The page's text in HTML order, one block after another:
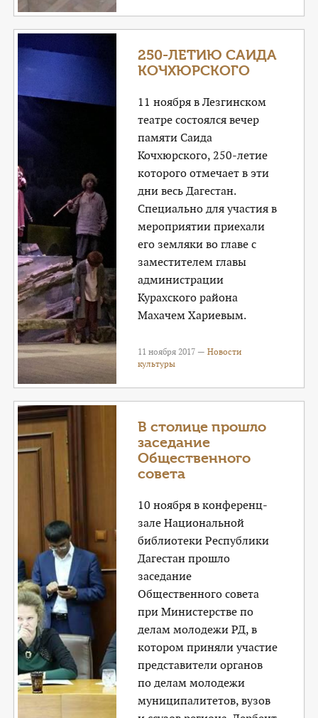
250-ЛЕТИЮ САИДА
КОЧХЮРСКОГО
11 ноября в Лезгинском
театре состоялся вечер
памяти Саида
Кочхюрского, 250-летие
которого отмечает в эти
дни весь Дагестан.
Специально для участия в
мероприятии приехали
его земляки во главе с
заместителем главы
администрации
Курахского района
Махачем Хариевым.
11 ноября 2017 —Новости
культуры
В столице прошло
заседание
Общественного
совета
10 ноября в конференц-
зале Национальной
библиотеки Республики
Дагестан прошло
заседание
Общественного совета
при Министерстве по
делам молодежи РД, в
котором приняли участие
представители органов
по делам молодежи
муниципалитетов, вузов